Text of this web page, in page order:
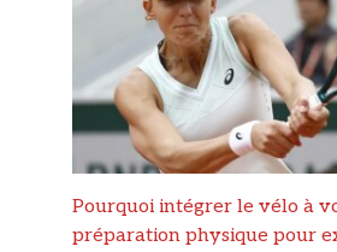
Pourquoi intégrer le vélo à
préparation physique pour